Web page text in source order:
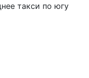
такси по югу